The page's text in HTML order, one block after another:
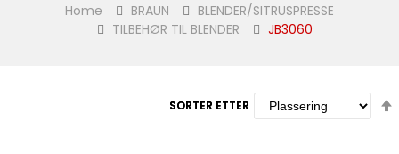
Home BRAUN
BLENDER/SITRUSPRESSE
TILBEHØR TIL BLENDER
JB3060
SORTER ETTER
SORTER ETTER